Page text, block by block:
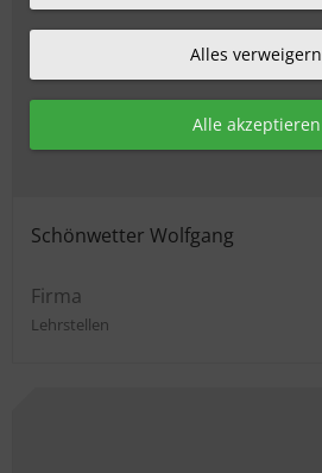
Schönwetter Wolfgang
Firma
Lehrstellen
Alles verweigern
Alle akzeptieren